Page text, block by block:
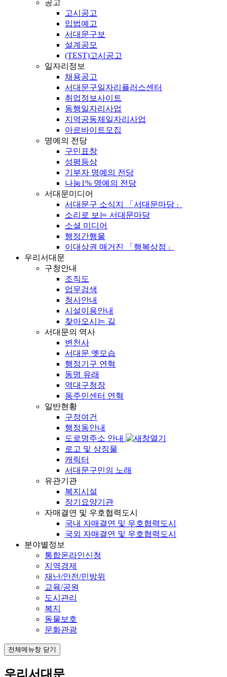
공고
고시공고
입법예고
서대문구보
설계공모
(TEST)고시공고
일자리정보
채용공고
서대문구일자리플러스센터
취업정보사이트
동행일자리사업
지역공동체일자리사업
아르바이트모집
명예의 전당
구민표창
성평등상
기부자 명예의 전당
나눔1% 명예의 전당
서대문미디어
서대문구 소식지 「서대문마당」
소리로 보는 서대문마당
소셜 미디어
행정간행물
이대상권 매거진 「행복상점」
우리서대문
구청안내
조직도
업무검색
청사안내
시설이용안내
찾아오시는 길
서대문의 역사
변천사
서대문 옛모습
행정기구 연혁
동명 유래
역대구청장
동주민센터 연혁
일반현황
구정여건
행정동안내
도로명주소 안내
로고 및 상징물
캐릭터
서대문구민의 노래
유관기관
복지시설
장기요양기관
자매결연 및 우호협력도시
국내 자매결연 및 우호협력도시
국외 자매결연 및 우호협력도시
분야별정보
통합온라인신청
지역경제
재난/안전/민방위
교육/공원
도시관리
복지
동물보호
문화관광
전체메뉴창 닫기
우리서대문